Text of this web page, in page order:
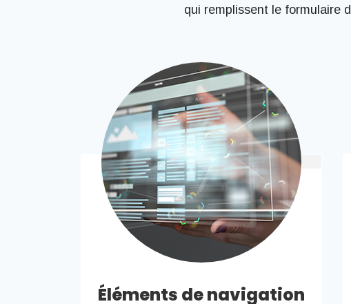
qui remplissent le formulaire
Éléments de navigation